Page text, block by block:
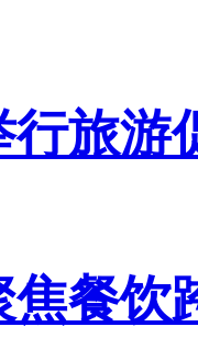
行旅游
餐饮